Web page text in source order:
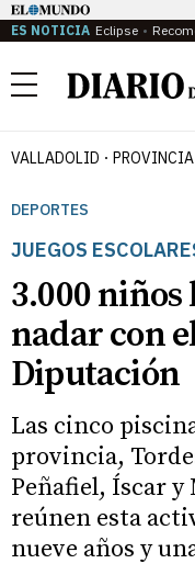
ES NOTICIA Eclipse
Menú
VALLADOLID PROVINCIA
DEPORTES
JUEGOS
3.000
nadar con
Diputación
Las cinco
provincia,
Peñafiel, Íscar y
reúnen esta
nueve años y